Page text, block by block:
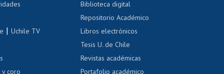
renta
uchile
sexual y violencia
|Uchile TV
coro
Biblioteca digital
Repositorio Académico
Libros electrónicos
Tesis U. de Chile
Revistas académicas
Portafolio académico